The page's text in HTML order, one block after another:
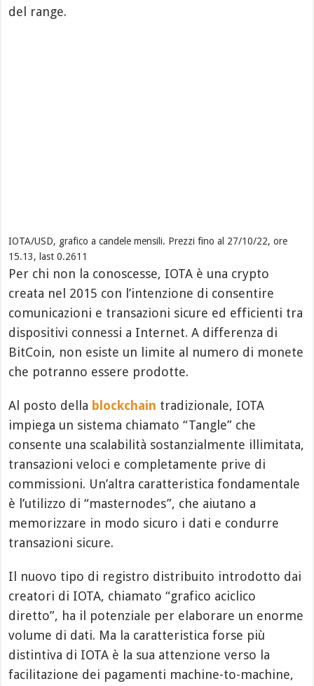
del range.
IOTA/USD, grafico a candele mensili. Prezzi fino al 27/10/22, ore
15.13, last 0.2611
Per chi non la conoscesse, IOTA è una crypto
creata nel 2015 con l’intenzione di consentire
comunicazioni e transazioni sicure ed efficienti tra
dispositivi connessi a Internet. A differenza di
BitCoin, non esiste un limite al numero di monete
che potranno essere prodotte.
Al posto della blockchain tradizionale, IOTA
impiega un sistema chiamato “Tangle” che
consente una scalabilità sostanzialmente illimitata,
transazioni veloci e completamente prive di
commissioni. Un’altra caratteristica fondamentale
è l’utilizzo di “masternodes”, che aiutano a
memorizzare in modo sicuro i dati e condurre
transazioni sicure.
Il nuovo tipo di registro distribuito introdotto dai
creatori di IOTA, chiamato “grafico aciclico
diretto”, ha il potenziale per elaborare un enorme
volume di dati. Ma la caratteristica forse più
distintiva di IOTA è la sua attenzione verso la
facilitazione dei pagamenti machine-to-machine,